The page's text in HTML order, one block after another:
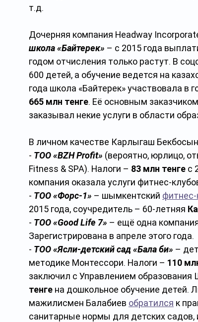
т.д.
Дочерняя компания Headway
школа «Байтерек» – с 2015 года
годом отчисления только растут. В
600 детей, а обучение ведется на
года школа «Байтерек» участвовала в
665 млн тенге. Её основным
заказывал некие услуги в области
В личном качестве Карлыгаш
- ТОО «BZH Profit» (вероятно, юрлицо,
Fitness & SPA). Налоги – 83 млн тенге с
компания оказала услуги фитнес-
- ТОО «Форс-1» – шымкентский фитнес-
2015 года, соучредитель – 60-летняя
- ТОО «Good Life 7» – ещё одна
Зарегистрирована в апреле этого года.
- ТОО «Ясли-детский сад «Бала би» –
методике Монтессори. Налоги – 110
заключил с Управлением образования
тенге на дошкольное обучение детей.
мажилисмен Балабиев обратился к
санитарные нормы для детских садов,